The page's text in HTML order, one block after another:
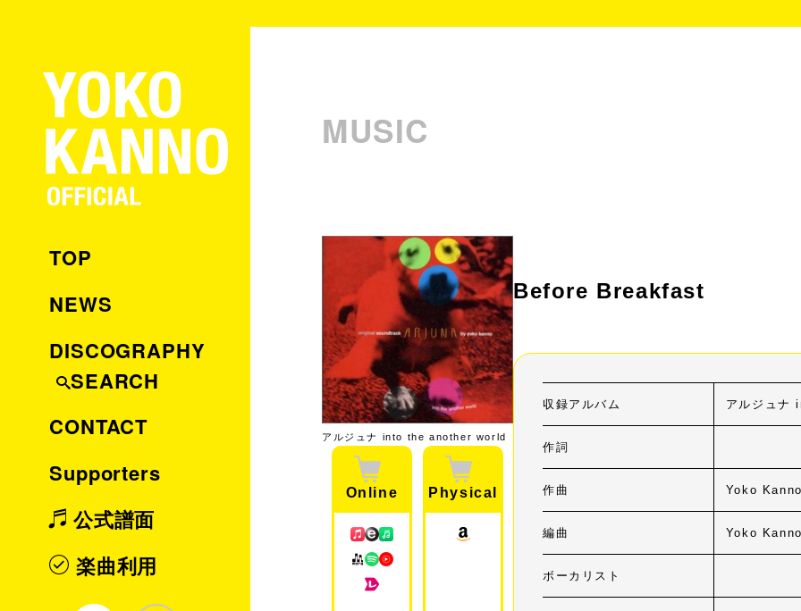
TOP
NEWS
DISCOGRAPHY
SEARCH
CONTACT
Supporters
公式譜面
楽曲利用
MUSIC
アルジュナ into the another world
Online Physical
Before Breakfast
収録アルバム アルジュナ
作詞
作曲 Yoko Kanno
編曲 Yoko Kanno
ボーカリスト